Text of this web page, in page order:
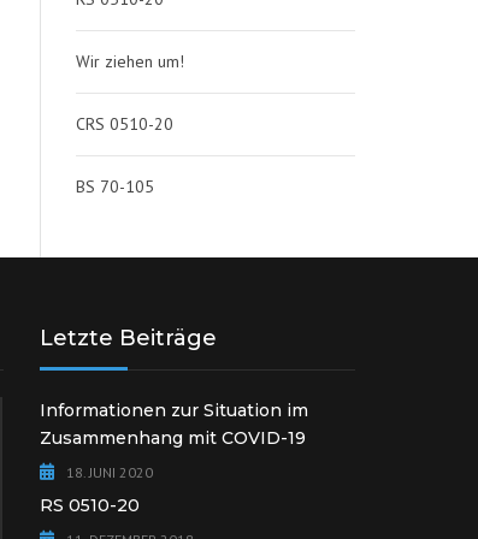
Wir ziehen um!
CRS 0510-20
BS 70-105
Letzte Beiträge
Informationen zur Situation im
Zusammenhang mit COVID-19
18. JUNI 2020
RS 0510-20